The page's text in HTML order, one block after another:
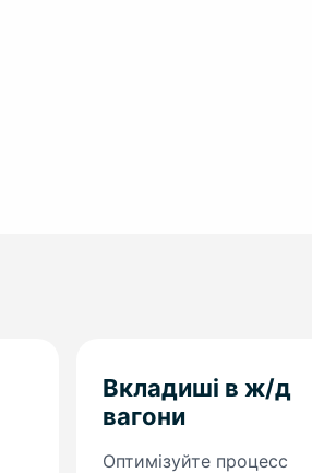
Вкладиші в ж/д
вагони
Оптимізуйте процесс